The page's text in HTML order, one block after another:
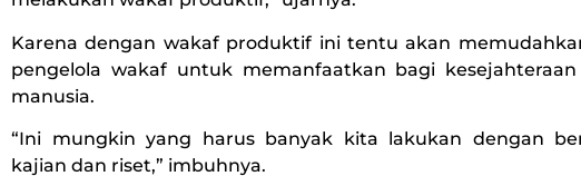
Karena dengan wakaf produktif ini tentu akan
pengelola wakaf untuk memanfaatkan bagi
manusia.
“Ini mungkin yang harus banyak kita lakukan dengan
kajian dan riset,” imbuhnya.